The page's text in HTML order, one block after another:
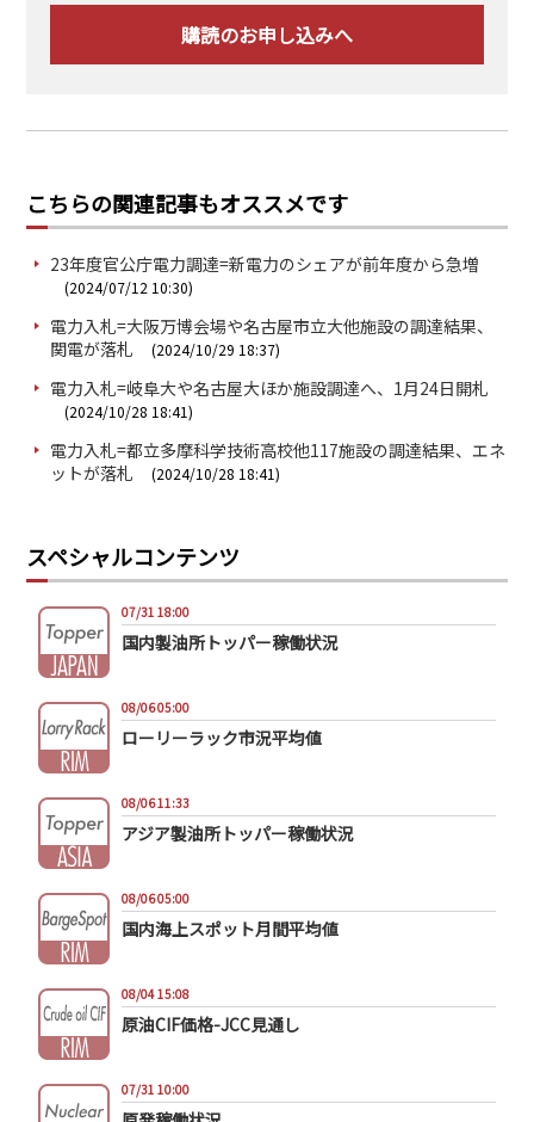
購読のお申し込みへ
こちらの関連記事もオススメです
23年度官公庁電力調達=新電力のシェアが前年度から急増
(2024/07/12 10:30)
電力入札=大阪万博会場や名古屋市立大他施設の調達結果、
関電が落札
(2024/10/29 18:37)
電力入札=岐阜大や名古屋大ほか施設調達へ、1月24日開札
(2024/10/28 18:41)
電力入札=都立多摩科学技術高校他117施設の調達結果、エネ
ットが落札
(2024/10/28 18:41)
スペシャルコンテンツ
07/31 18:00
国内製油所トッパー稼働状況
08/06 05:00
ローリーラック市況平均値
08/06 11:33
アジア製油所トッパー稼働状況
08/06 05:00
国内海上スポット月間平均値
08/04 15:08
原油CIF価格-JCC見通し
07/31 10:00